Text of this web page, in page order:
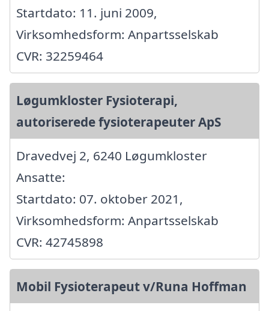
Startdato: 11. juni 2009,
Virksomhedsform: Anpartsselskab
CVR: 32259464
Løgumkloster Fysioterapi,
autoriserede fysioterapeuter ApS
Dravedvej 2, 6240 Løgumkloster
Ansatte:
Startdato: 07. oktober 2021,
Virksomhedsform: Anpartsselskab
CVR: 42745898
Mobil Fysioterapeut v/Runa Hoffman